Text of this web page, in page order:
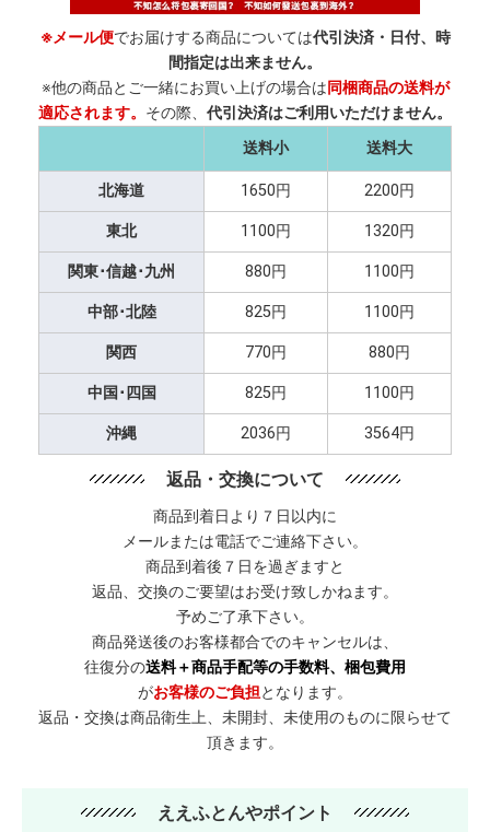
※メール便でお届けする商品については代引決済・日付、時
間指定は出来ません。
※他の商品とご一緒にお買い上げの場合は同梱商品の送料が
適応されます。 その際、 代引決済はご利用いただけません。
送料小
送料大
北海道 1650円 2200円
東北 1100円 1320円
関東･信越･九州 880円 1100円
中部･北陸 825円 1100円
関西 770円 880円
中国･四国 825円 1100円
沖縄 2036円 3564円
返品・交換について
商品到着日より７日以内に
メールまたは電話でご連絡下さい。
商品到着後７日を過ぎますと
返品、交換のご要望はお受け致しかねます。
予めご了承下さい。
商品発送後のお客様都合でのキャンセルは、
往復分の送料＋商品手配等の手数料、梱包費用
がお客様のご負担となります。
返品・交換は商品衛生上、未開封、未使用のものに限らせて
頂きます。
ええふとんやポイント